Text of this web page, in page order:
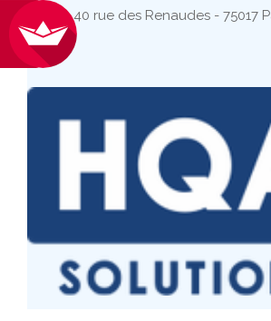
40 rue des Renaudes - 75017